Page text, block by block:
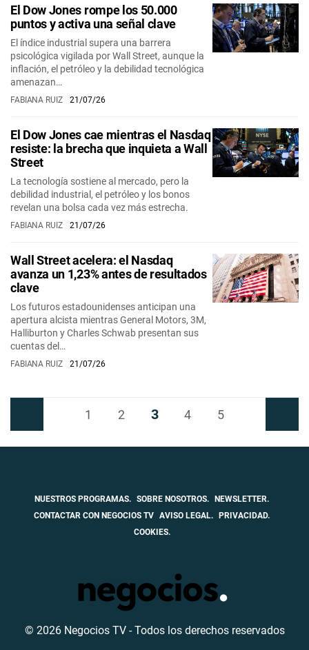
El Dow Jones rompe los 50.000
puntos y activa una señal clave
El índice industrial supera una barrera
psicológica vigilada por Wall Street, aunque la
inflación, el petróleo y la debilidad tecnológica
amenazan…
FABIANA RUIZ 21/07/26
El Dow Jones cae mientras el Nasdaq
resiste: la brecha que inquieta a Wall
Street
La tecnología sostiene al mercado, pero la
debilidad industrial, el petróleo y los bonos
revelan una bolsa cada vez más estrecha.
FABIANA RUIZ 21/07/26
Wall Street acelera: el Nasdaq
avanza un 1,23% antes de resultados
clave
Los futuros estadounidenses anticipan una
apertura alcista mientras General Motors, 3M,
Halliburton y Charles Schwab presentan sus
cuentas del…
FABIANA RUIZ 21/07/26
1 2 3 4 5
NUESTROS PROGRAMAS. SOBRE NOSOTROS.
NEWSLETTER.
CONTACTAR CON NEGOCIOS TV AVISO LEGAL.
PRIVACIDAD.
COOKIES.
© 2026 Negocios TV - Todos los derechos reservados